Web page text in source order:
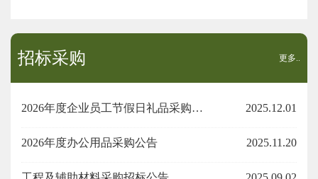
招标采购 更多..
2026年度企业员工节假日礼品采购招标公告 2025.12.01
2026年度办公用品采购公告 2025.11.20